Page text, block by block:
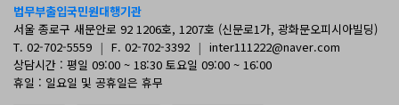
법무부출입국민원대행기관
서울 종로구 새문안로 92 1206호, 1207호 (신문로1가, 광화문오피시아빌딩)
T. 02-702-5559 | F. 02-702-3392 | inter111222@naver.com
상담시간 : 평일 09:00 ~ 18:30 토요일 09:00 ~ 16:00
휴일 : 일요일 및 공휴일은 휴무